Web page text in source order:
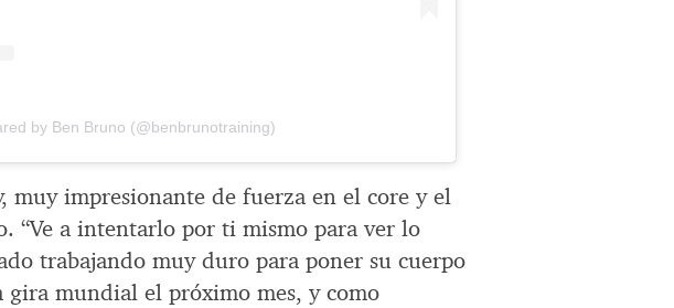
by Ben Bruno (@benbrunotraining)
muy impresionante de fuerza en el core y el
“Ve a intentarlo por ti mismo para ver lo
trabajando muy duro para poner su cuerpo
gira mundial el próximo mes, y como